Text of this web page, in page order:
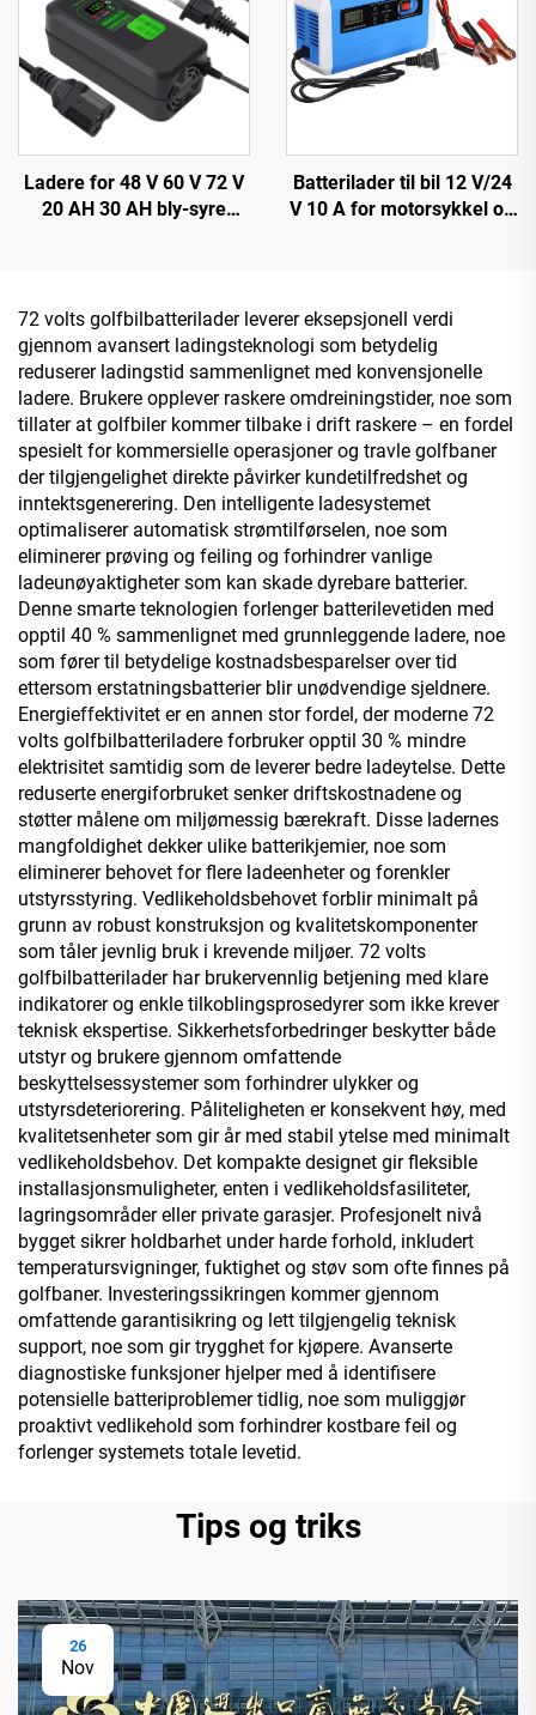
Ladere for 48 V 60 V 72 V
20 AH 30 AH bly-syre
tohjulstrekk
Batterilader til bil 12 V/24
V 10 A for motorsykkel og
design
72 volts golfbilbatterilader leverer eksepsjonell verdi
gjennom avansert ladingsteknologi som betydelig
reduserer ladingstid sammenlignet med konvensjonelle
ladere. Brukere opplever raskere omdreiningstider, noe som
tillater at golfbiler kommer tilbake i drift raskere – en fordel
spesielt for kommersielle operasjoner og travle golfbaner
der tilgjengelighet direkte påvirker kundetilfredshet og
inntektsgenerering. Den intelligente ladesystemet
optimaliserer automatisk strømtilførselen, noe som
eliminerer prøving og feiling og forhindrer vanlige
ladeunøyaktigheter som kan skade dyrebare batterier.
Denne smarte teknologien forlenger batterilevetiden med
opptil 40 % sammenlignet med grunnleggende ladere, noe
som fører til betydelige kostnadsbesparelser over tid
ettersom erstatningsbatterier blir unødvendige sjeldnere.
Energieffektivitet er en annen stor fordel, der moderne 72
volts golfbilbatteriladere forbruker opptil 30 % mindre
elektrisitet samtidig som de leverer bedre ladeytelse. Dette
reduserte energiforbruket senker driftskostnadene og
støtter målene om miljømessig bærekraft. Disse ladernes
mangfoldighet dekker ulike batterikjemier, noe som
eliminerer behovet for flere ladeenheter og forenkler
utstyrsstyring. Vedlikeholdsbehovet forblir minimalt på
grunn av robust konstruksjon og kvalitetskomponenter
som tåler jevnlig bruk i krevende miljøer. 72 volts
golfbilbatterilader har brukervennlig betjening med klare
indikatorer og enkle tilkoblingsprosedyrer som ikke krever
teknisk ekspertise. Sikkerhetsforbedringer beskytter både
utstyr og brukere gjennom omfattende
beskyttelsessystemer som forhindrer ulykker og
utstyrsdeteriorering. Påliteligheten er konsekvent høy, med
kvalitetsenheter som gir år med stabil ytelse med minimalt
vedlikeholdsbehov. Det kompakte designet gir fleksible
installasjonsmuligheter, enten i vedlikeholdsfasiliteter,
lagringsområder eller private garasjer. Profesjonelt nivå
bygget sikrer holdbarhet under harde forhold, inkludert
temperatursvigninger, fuktighet og støv som ofte finnes på
golfbaner. Investeringssikringen kommer gjennom
omfattende garantisikring og lett tilgjengelig teknisk
support, noe som gir trygghet for kjøpere. Avanserte
diagnostiske funksjoner hjelper med å identifisere
potensielle batteriproblemer tidlig, noe som muliggjør
proaktivt vedlikehold som forhindrer kostbare feil og
forlenger systemets totale levetid.
Tips og triks
26
Nov